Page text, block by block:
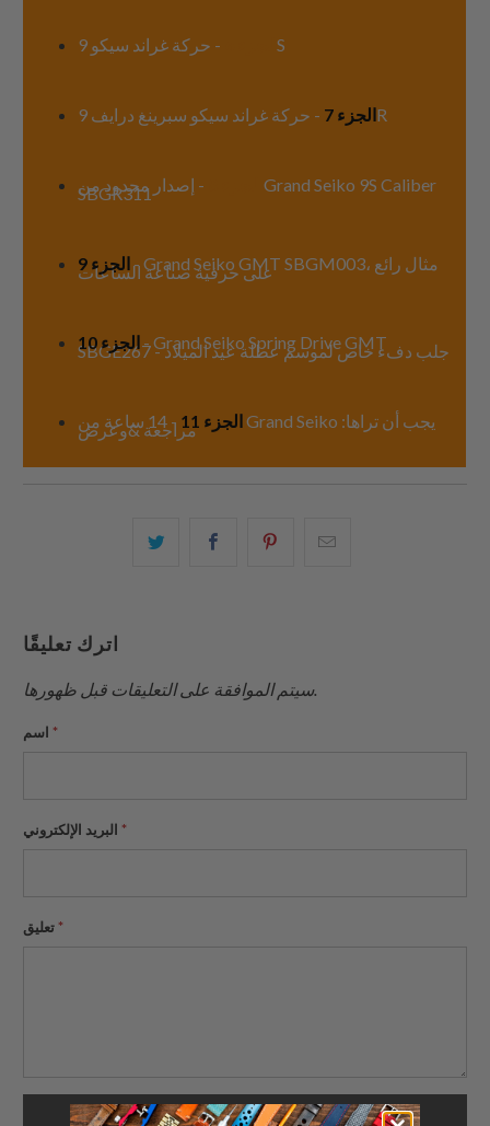
الجزء 6- حركة غراند سيكو 9S
الجزء 7- حركة غراند سيكو سبرينغ درايف 9R
- إصدار محدود من Grand Seiko 9S Caliber
SBGR311
الجزء 9- Grand Seiko GMT SBGM003، مثال رائع
على حرفية صناعة الساعات
الجزء 10- Grand Seiko Spring Drive GMT
SBGE267 - جلب دفء خاص لموسم عطلة عيد الميلاد
الجزء 11 - 14 ساعة من Grand Seiko يجب أن تراها:
مراجعة &وعرض
شارك
شارك
شارك
اترك تعليقًا
سيتم الموافقة على التعليقات قبل ظهورها.
*
*
*